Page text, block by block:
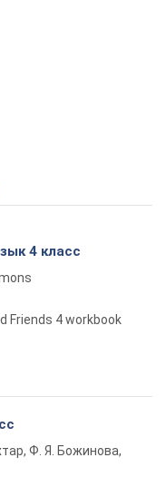
4 класс
Friends 4 workbook
Ф. Я. Божинова,